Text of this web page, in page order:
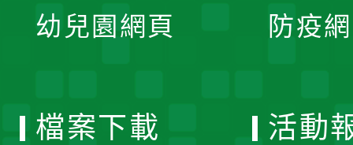
幼兒園網頁 防疫
檔案下載 活動